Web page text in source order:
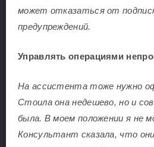
может отказаться от
предупреждений.
Управлять операциями
На ассистента тоже нужно
Стоила она недешево, но и
была. В моем положении я не
Консультант сказала, что